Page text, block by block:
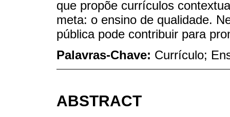
que propõe currículos
meta: o ensino de qualidade.
pública pode contribuir para
Palavras-Chave: Currículo;
ABSTRACT